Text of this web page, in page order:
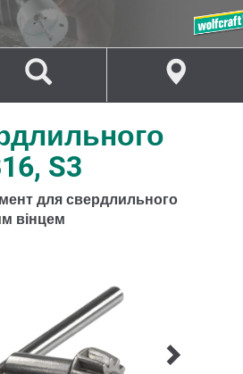
S3
для свердлильного
вінцем